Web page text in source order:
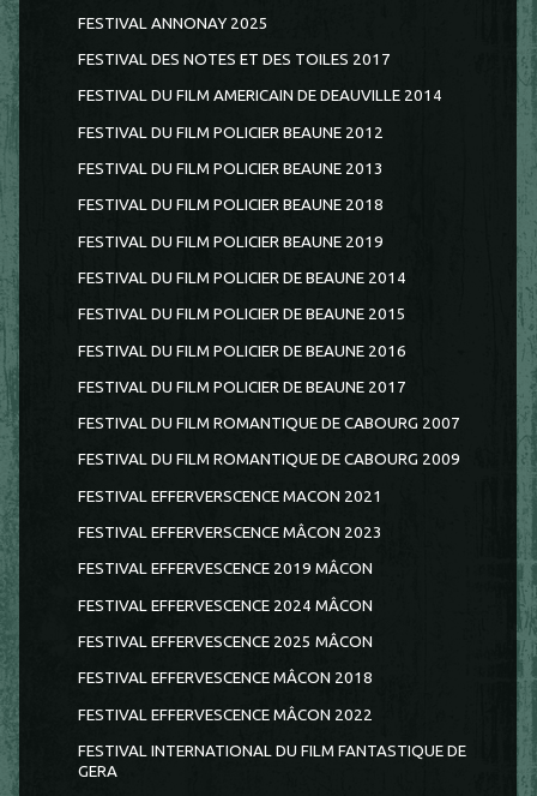
FESTIVAL ANNONAY 2025
FESTIVAL DES NOTES ET DES TOILES 2017
FESTIVAL DU FILM AMERICAIN DE DEAUVILLE 2014
FESTIVAL DU FILM POLICIER BEAUNE 2012
FESTIVAL DU FILM POLICIER BEAUNE 2013
FESTIVAL DU FILM POLICIER BEAUNE 2018
FESTIVAL DU FILM POLICIER BEAUNE 2019
FESTIVAL DU FILM POLICIER DE BEAUNE 2014
FESTIVAL DU FILM POLICIER DE BEAUNE 2015
FESTIVAL DU FILM POLICIER DE BEAUNE 2016
FESTIVAL DU FILM POLICIER DE BEAUNE 2017
FESTIVAL DU FILM ROMANTIQUE DE CABOURG 2007
FESTIVAL DU FILM ROMANTIQUE DE CABOURG 2009
FESTIVAL EFFERVERSCENCE MACON 2021
FESTIVAL EFFERVERSCENCE MÂCON 2023
FESTIVAL EFFERVESCENCE 2019 MÂCON
FESTIVAL EFFERVESCENCE 2024 MÂCON
FESTIVAL EFFERVESCENCE 2025 MÂCON
FESTIVAL EFFERVESCENCE MÂCON 2018
FESTIVAL EFFERVESCENCE MÂCON 2022
FESTIVAL INTERNATIONAL DU FILM FANTASTIQUE DE
GERA